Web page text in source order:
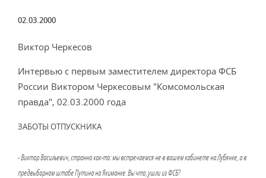
02.03.2000
Виктор Черкесов
Интервью с первым заместителем директора ФСБ
России Виктором Черкесовым "Комсомольская
правда", 02.03.2000 года
ЗАБОТЫ ОТПУСКНИКА
- Виктор Васильевич, странно как-то: мы встречаемся не в вашем кабинете на Лубянке, а в
предвыборном штабе Путина на Якиманке. Вы что, ушли из ФСБ?